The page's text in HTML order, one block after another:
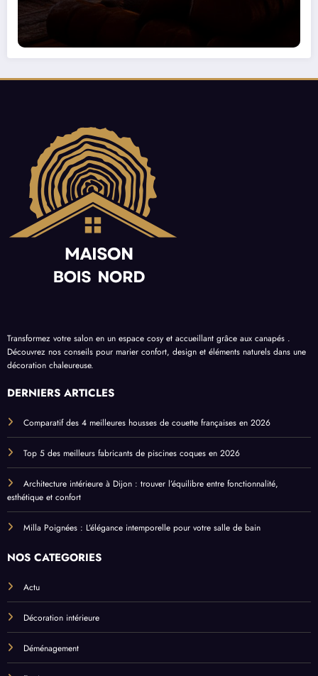
Transformez votre salon en un espace cosy et accueillant grâce aux canapés .
Découvrez nos conseils pour marier confort, design et éléments naturels dans une
décoration chaleureuse.
DERNIERS ARTICLES
Comparatif des 4 meilleures housses de couette françaises en 2026
Top 5 des meilleurs fabricants de piscines coques en 2026
Architecture intérieure à Dijon : trouver l’équilibre entre fonctionnalité,
esthétique et confort
Milla Poignées : L’élégance intemporelle pour votre salle de bain
NOS CATÉGORIES
Actu
Décoration intérieure
Déménagement